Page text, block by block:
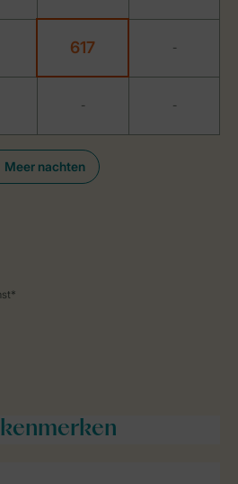
Meer nachten
617 -
- -
kenmerken